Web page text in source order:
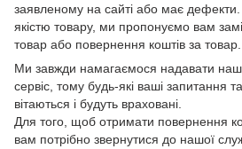
заявленому на сайті або має
якістю товару, ми пропонуємо вам
товар або повернення коштів за товар.
Ми завжди намагаємося надавати
сервіс, тому будь-які ваші запитання
вітаються і будуть враховані.
Для того, щоб отримати повернення
вам потрібно звернутися до нашої